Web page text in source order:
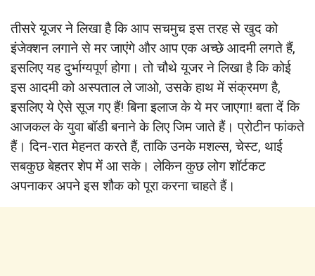
तीसरे यूजर ने लिखा है कि आप सचमुच इस तरह से खुद को
इंजेक्शन लगाने से मर जाएंगे और आप एक अच्छे आदमी लगते हैं,
इसलिए यह दुर्भाग्यपूर्ण होगा। तो चौथे यूजर ने लिखा है कि कोई
इस आदमी को अस्पताल ले जाओ, उसके हाथ में संक्रमण है,
इसलिए ये ऐसे सूज गए हैं! बिना इलाज के ये मर जाएगा! बता दें कि
आजकल के युवा बॉडी बनाने के लिए जिम जाते हैं। प्रोटीन फांकते
हैं। दिन-रात मेहनत करते हैं, ताकि उनके मशल्स, चेस्ट, थाई
सबकुछ बेहतर शेप में आ सके। लेकिन कुछ लोग शॉर्टकट
अपनाकर अपने इस शौक को पूरा करना चाहते हैं।